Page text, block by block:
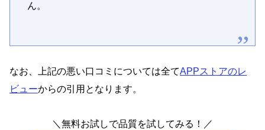
ん。
なお、上記の悪い口コミについては全てAPPストアのレ
ビューからの引用となります。
＼無料お試しで品質を試してみる！／